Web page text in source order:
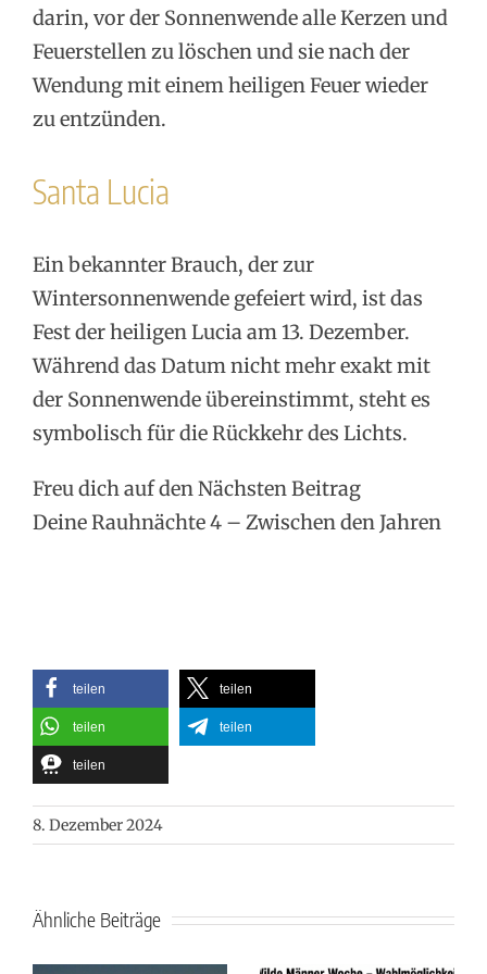
darin, vor der Sonnenwende alle Kerzen und
Feuerstellen zu löschen und sie nach der
Wendung mit einem heiligen Feuer wieder
zu entzünden.
Santa Lucia
Ein bekannter Brauch, der zur
Wintersonnenwende gefeiert wird, ist das
Fest der heiligen Lucia am 13. Dezember.
Während das Datum nicht mehr exakt mit
der Sonnenwende übereinstimmt, steht es
symbolisch für die Rückkehr des Lichts.
Freu dich auf den Nächsten Beitrag
Deine Rauhnächte 4 – Zwischen den Jahren
teilen teilen
teilen teilen
teilen
8. Dezember 2024
Ähnliche Beiträge